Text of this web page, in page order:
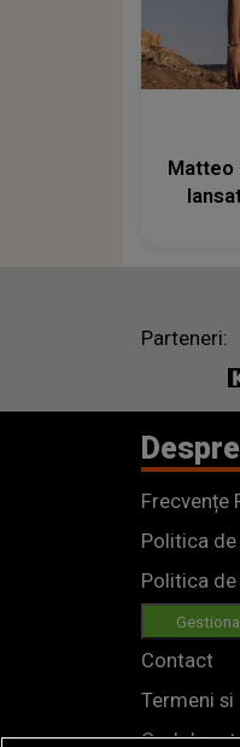
Matteo
Parteneri:
Frecvențe
Politica
Politica
Contact
Termeni
Cod